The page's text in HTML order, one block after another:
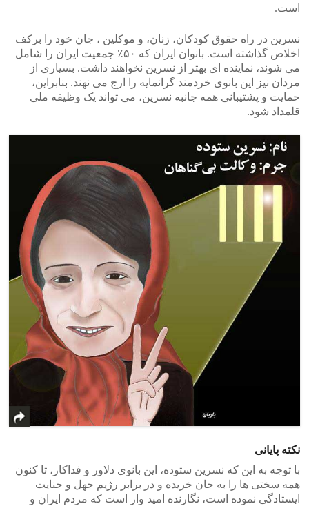
است.
نسرین در راه حقوق کودکان، زنان، و موکلین ، جان خود را برکف
اخلاص گذاشته است. بانوان ایران که ۵۰٪ جمعیت ایران را شامل
می شوند، نماینده ای بهتر از نسرین نخواهند داشت. بسیاری از
مردان نیز این بانوی خردمند گرانمایه را ارج می نهند. بنابراین،
حمایت و پشتیبانی همه جانبه نسرین، می تواند یک وظیفه ملی
قلمداد شود.
نکته پایانی
با توجه به این که نسرین ستوده، این بانوی دلاور و فداکار، تا کنون
همه سختی ها را به جان خریده و در برابر رژیم جهل و جنایت
ایستادگی نموده است، نگارنده امید وار است که مردم ایران و